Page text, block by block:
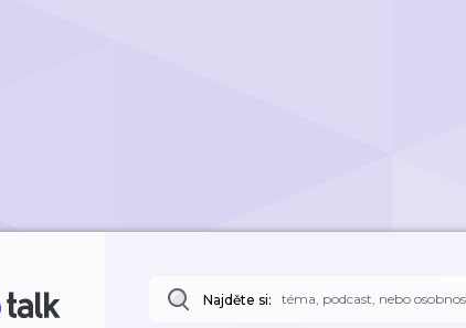
Najděte si: